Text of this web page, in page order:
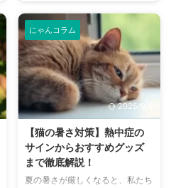
か？大阪には、広大な敷地でのび
のびと遊べるドッグランから、都
心でアクセスしやすい便利な施設
まで、魅力的なドッグランがたく
さんあります。 しかし、「初め
てドッグランに行くから不安」
「どの施設が愛犬に合っているか
わからない」という方も多いので
はないでしょうか。 この記事で
は、大阪府内にある人気のドッグ
ランを厳選し、料金、広さ、利用
条件、設備など、気になる情報を
網羅的に解説します。 さらに、
にゃんコラム
2025/9/9
【猫の暑さ対策】熱中症の
サインからおすすめグッズ
まで徹底解説！
夏の暑さが厳しくなると、私たち